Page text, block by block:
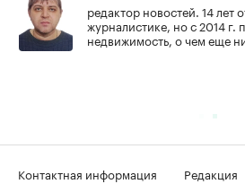
редактор новостей. 14 лет
журналистике, но с 2014 г.
недвижимость, о чем еще
Контактная информация
Редакция